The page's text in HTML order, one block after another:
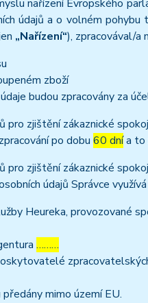
nařízení Evropského
údajů a o volném
„Nařízení“), zpracovával/a
zboží
budou zpracovány za
pro zjištění zákaznické
po dobu 60 dnía to
pro zjištění zákaznické
údajů Správce
Heureka, provozované
………
mimo území EU.